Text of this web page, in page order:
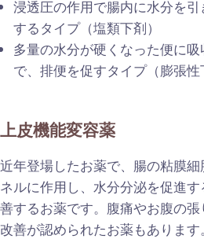
浸透圧の作用で腸内に水分を
するタイプ（塩類下剤）
多量の水分が硬くなった便に
で、排便を促すタイプ（膨張性
上皮機能変容薬
近年登場したお薬で、腸の粘膜
ネルに作用し、水分分泌を促進
善するお薬です。腹痛やお腹の
改善が認められたお薬もあります。